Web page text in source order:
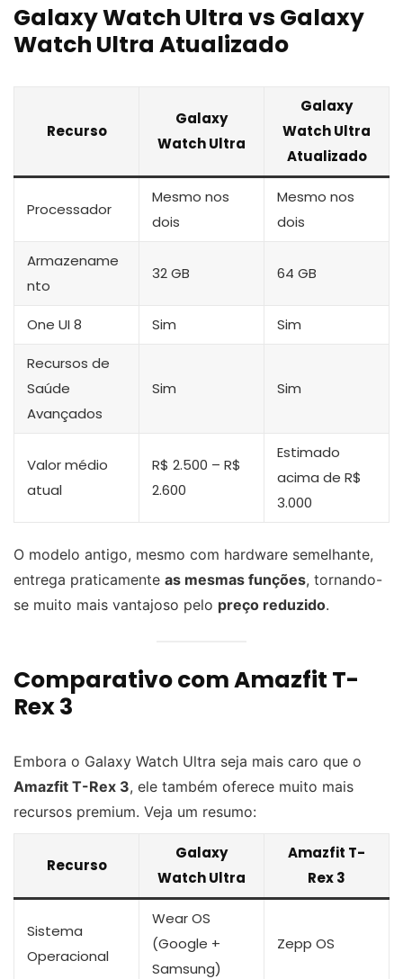
Galaxy Watch Ultra vs Galaxy
Watch Ultra Atualizado
Recurso
Galaxy
Watch Ultra
Galaxy
Watch Ultra
Atualizado
Processador
Mesmo nos
dois
Mesmo nos
dois
Armazename
nto
32 GB 64 GB
One UI 8 Sim Sim
Recursos de
Saúde
Avançados
Sim Sim
Valor médio
atual
R$ 2.500 – R$
2.600
Estimado
acima de R$
3.000
O modelo antigo, mesmo com hardware semelhante,
entrega praticamente as mesmas funções, tornando-
se muito mais vantajoso pelo preço reduzido.
Comparativo com Amazfit T-
Rex 3
Embora o Galaxy Watch Ultra seja mais caro que o
Amazfit T-Rex 3, ele também oferece muito mais
recursos premium. Veja um resumo:
Recurso
Galaxy
Watch Ultra
Amazfit T-
Rex 3
Sistema
Operacional
Wear OS
(Google +
Samsung)
Zepp OS